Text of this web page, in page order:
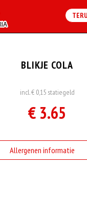
BLIKJE COLA
incl. € 0,15 statiegeld
€ 3.65
Allergenen informatie